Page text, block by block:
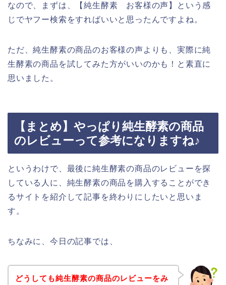
なので、まずは、【純生酵素 お客様の声】という感
じでヤフー検索をすればいいと思ったんですよね。
ただ、純生酵素の商品のお客様の声よりも、実際に純
生酵素の商品を試してみた方がいいのかも！と素直に
思いました。
【まとめ】やっぱり純生酵素の商品
のレビューって参考になりますね♪
というわけで、最後に純生酵素の商品のレビューを探
している人に、純生酵素の商品を購入することができ
るサイトを紹介して記事を終わりにしたいと思いま
す。
ちなみに、今日の記事では、
どうしても純生酵素の商品のレビューをみ